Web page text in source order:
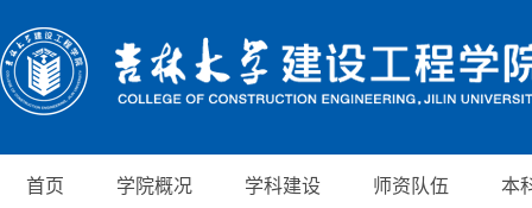
首页 学院概况 学科建设 师资队伍 本